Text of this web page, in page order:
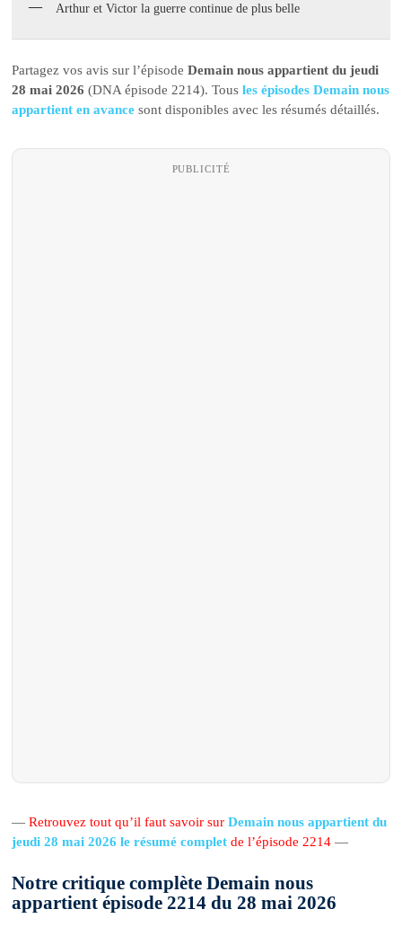
Arthur et Victor la guerre continue de plus belle
Partagez vos avis sur l’épisodeDemain nous appartient du jeudi
28 mai 2026 (DNA épisode 2214). Tousles épisodes Demain nous
appartient en avance sont disponibles avec les résumés détaillés.
PUBLICITÉ
—Retrouvez tout qu’il faut savoir surDemain nous appartient du
jeudi 28 mai 2026 le résumé complet de l’épisode 2214 —
Notre critique complète Demain nous
appartient épisode 2214 du 28 mai 2026